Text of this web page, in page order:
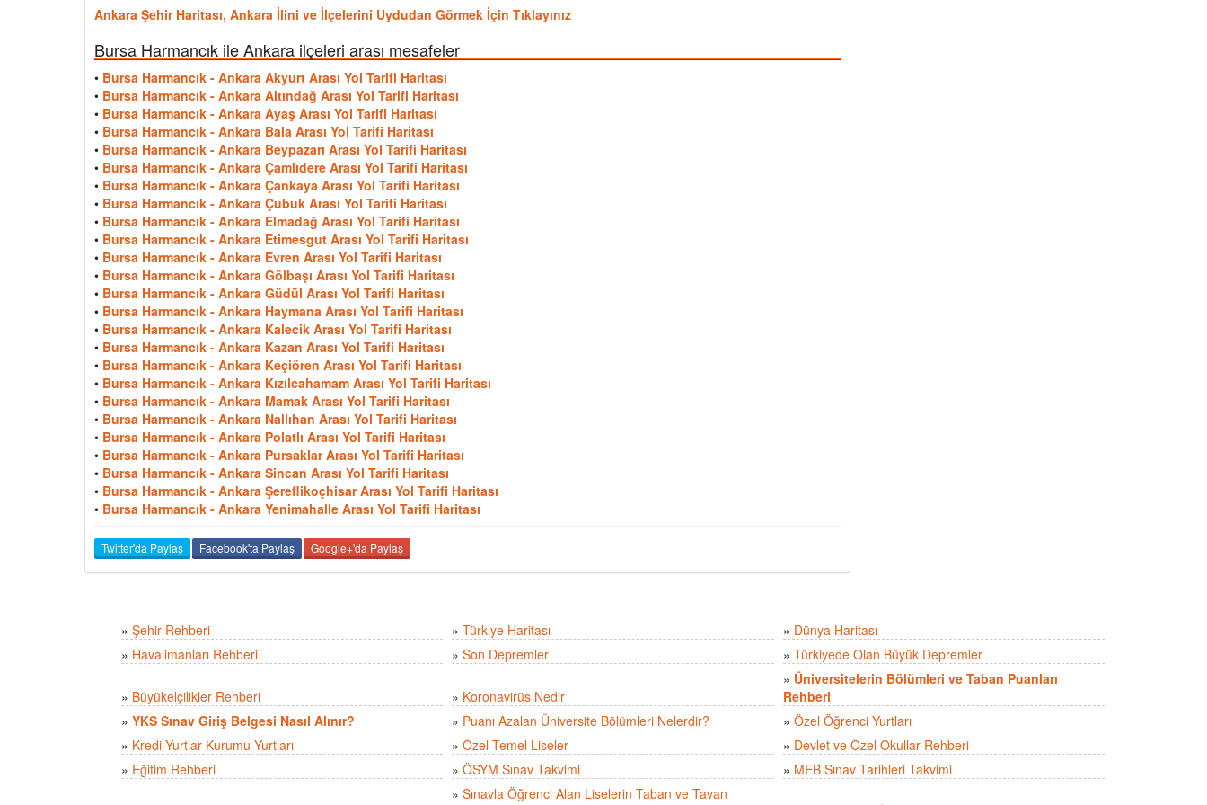
Ankara Şehir Haritası, Ankara İlini ve İlçelerini Uydudan Görmek İçin Tıklayınız
Bursa Harmancık ile Ankara ilçeleri arası mesafeler
• Bursa Harmancık - Ankara Akyurt Arası Yol Tarifi Haritası
• Bursa Harmancık - Ankara Altındağ Arası Yol Tarifi Haritası
• Bursa Harmancık - Ankara Ayaş Arası Yol Tarifi Haritası
• Bursa Harmancık - Ankara Bala Arası Yol Tarifi Haritası
• Bursa Harmancık - Ankara Beypazarı Arası Yol Tarifi Haritası
• Bursa Harmancık - Ankara Çamlıdere Arası Yol Tarifi Haritası
• Bursa Harmancık - Ankara Çankaya Arası Yol Tarifi Haritası
• Bursa Harmancık - Ankara Çubuk Arası Yol Tarifi Haritası
• Bursa Harmancık - Ankara Elmadağ Arası Yol Tarifi Haritası
• Bursa Harmancık - Ankara Etimesgut Arası Yol Tarifi Haritası
• Bursa Harmancık - Ankara Evren Arası Yol Tarifi Haritası
• Bursa Harmancık - Ankara Gölbaşı Arası Yol Tarifi Haritası
• Bursa Harmancık - Ankara Güdül Arası Yol Tarifi Haritası
• Bursa Harmancık - Ankara Haymana Arası Yol Tarifi Haritası
• Bursa Harmancık - Ankara Kalecik Arası Yol Tarifi Haritası
• Bursa Harmancık - Ankara Kazan Arası Yol Tarifi Haritası
• Bursa Harmancık - Ankara Keçiören Arası Yol Tarifi Haritası
• Bursa Harmancık - Ankara Kızılcahamam Arası Yol Tarifi Haritası
• Bursa Harmancık - Ankara Mamak Arası Yol Tarifi Haritası
• Bursa Harmancık - Ankara Nallıhan Arası Yol Tarifi Haritası
• Bursa Harmancık - Ankara Polatlı Arası Yol Tarifi Haritası
• Bursa Harmancık - Ankara Pursaklar Arası Yol Tarifi Haritası
• Bursa Harmancık - Ankara Sincan Arası Yol Tarifi Haritası
• Bursa Harmancık - Ankara Şereflikoçhisar Arası Yol Tarifi Haritası
• Bursa Harmancık - Ankara Yenimahalle Arası Yol Tarifi Haritası
Twitter'da Paylaş Facebook'ta Paylaş Google+'da Paylaş
» Şehir Rehberi » Türkiye Haritası » Dünya Haritası
» Havalimanları Rehberi » Son Depremler » Türkiyede Olan Büyük Depremler
» Büyükelçilikler Rehberi » Koronavirüs Nedir
» Üniversitelerin Bölümleri ve Taban Puanları
Rehberi
» YKS Sınav Giriş Belgesi Nasıl Alınır? » Puanı Azalan Üniversite Bölümleri Nelerdir? » Özel Öğrenci Yurtları
» Kredi Yurtlar Kurumu Yurtları » Özel Temel Liseler » Devlet ve Özel Okullar Rehberi
» Eğitim Rehberi » ÖSYM Sınav Takvimi » MEB Sınav Tarihleri Takvimi
» Sınavla Öğrenci Alan Liselerin Taban ve Tavan